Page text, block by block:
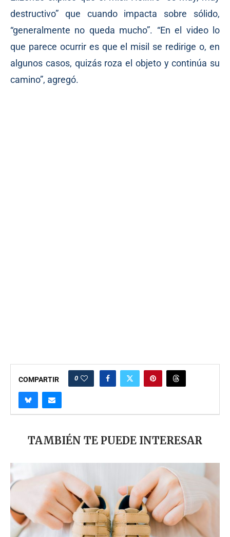
destructivo” que cuando impacta sobre sólido,
“generalmente no queda mucho”. “En el video lo
que parece ocurrir es que el misil se redirige o, en
algunos casos, quizás roza el objeto y continúa su
camino”, agregó.
COMPARTIR 0
TAMBIÉN TE PUEDE INTERESAR